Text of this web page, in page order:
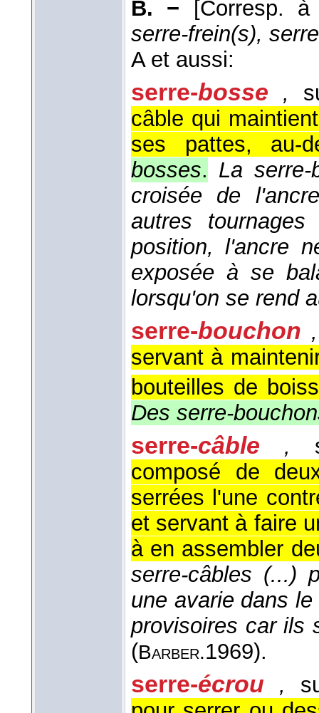
B. −
[Corresp.
serre-frein(s),
A et aussi:
serre-bosse ,
câble qui
ses pattes, au-
bosses. La
croisée de
autres
position, l'ancre
exposée à se
lorsqu'on se rend
serre-bouchon ,
servant à
bouteilles de
Des serre-
serre-câble ,
composé de
serrées l'une
et servant à faire
à en assembler
serre-câbles (...)
une avarie dans
provisoires car ils
(Barber.1969).
serre-écrou ,